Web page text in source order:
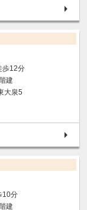
歩12分
建
大泉5
10分
建